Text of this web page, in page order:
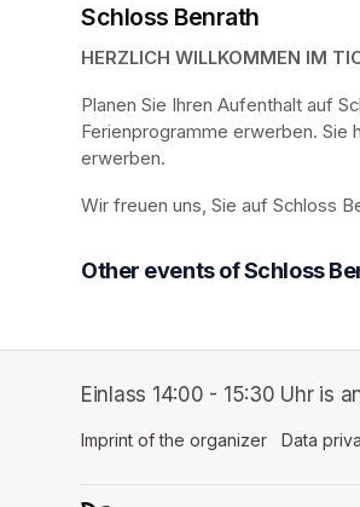
Schloss Benrath
HERZLICH WILLKOMMEN IM
Planen Sie Ihren Aufenthalt auf
Ferienprogramme erwerben. Sie
erwerben.
Wir freuen uns, Sie auf Schloss
Other events of Schloss
Einlass 14:00 - 15:30 Uhr is
Imprint of the organizer (opens in
Data